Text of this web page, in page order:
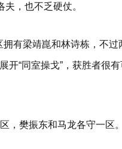
夫，也不乏硬仗。
拥有梁靖崑和林诗栋，不过
开“同室操戈”，获胜者很
，樊振东和马龙各守一区。